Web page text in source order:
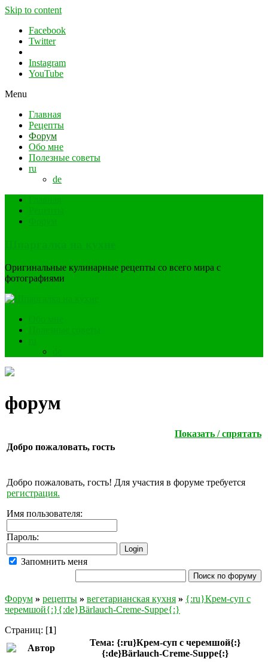
Skip to content
Facebook
Twitter
Instagram
YouTube
Menu
Главная
Рецепты
Форум
Обо мне
Полезные советы
ru
de
Оригинальные кулинарные рецепты со всего мира с
фотографиями
форум
Добро пожаловать, гость
Показать / спрятать
Добро пожаловать, гость! Для участия в форуме требуется
регистрация.
Имя пользователя:
Пароль:
Запомнить меня
Форум » рецепты » вегетарианская кухня » {:ru}Крем-суп с
черемшой{:}{:de}Bärlauch-Creme-Suppe{:}
Страниц: [1]
Автор
Тема: {:ru}Крем-суп с черемшой{:}
{:de}Bärlauch-Creme-Suppe{:}